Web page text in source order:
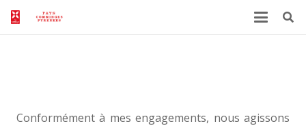
Conformément à mes engagements, nous agissons